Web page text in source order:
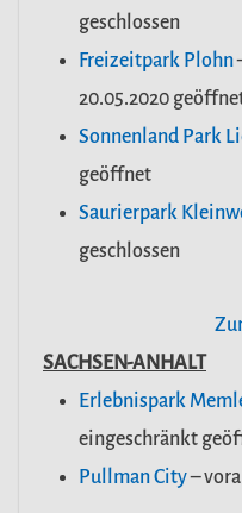
geschlossen
Freizeitpark Plohn
20.05.2020
Sonnenland Park
geöffnet
Saurierpark
geschlossen
SACHSEN-ANHALT
Erlebnispark
eingeschränkt
Pullman City–